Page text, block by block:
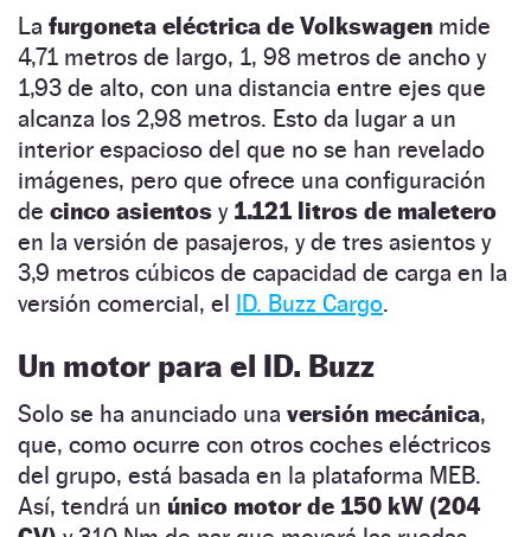
La furgoneta eléctrica de Volkswagen mide
4,71 metros de largo, 1, 98 metros de ancho y
1,93 de alto, con una distancia entre ejes que
alcanza los 2,98 metros. Esto da lugar a un
interior espacioso del que no se han revelado
imágenes, pero que ofrece una configuración
de cinco asientos y 1.121 litros de maletero
en la versión de pasajeros, y de tres asientos y
3,9 metros cúbicos de capacidad de carga en la
versión comercial, el ID. Buzz Cargo.
Un motor para el ID. Buzz
Solo se ha anunciado una versión mecánica,
que, como ocurre con otros coches eléctricos
del grupo, está basada en la plataforma MEB.
Así, tendrá un único motor de 150 kW (204